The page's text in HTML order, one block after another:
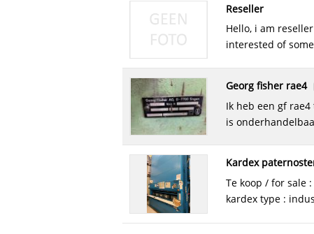
reseller
hello, i am reseller of used industrial machines and i am
interested of
georg fisher rae4
ik heb een gf rae4 te koop, volledig werkend. richtprijs €750,00
is
kardex
te koop / for sale : gebruikte paternosterkast kardex fabricaat :
kardex type :